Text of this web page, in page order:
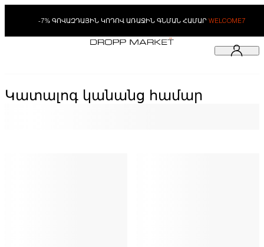
-7% ԳՈՎԱԶԴԱՅԻՆ ԿՈԴՈՎ ԱՌԱՋԻՆ ԳՆՄԱՆ ՀԱՄԱՐ WELCOME7
Կատալոգ կանանց համար